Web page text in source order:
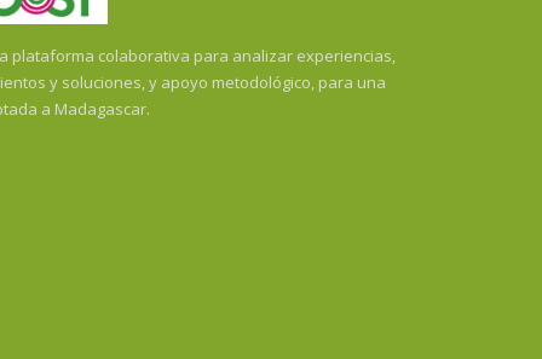
plataforma colaborativa para analizar experiencias,
y soluciones, y apoyo metodológico, para una
a Madagascar.